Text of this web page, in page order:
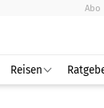
Abo
Reisen